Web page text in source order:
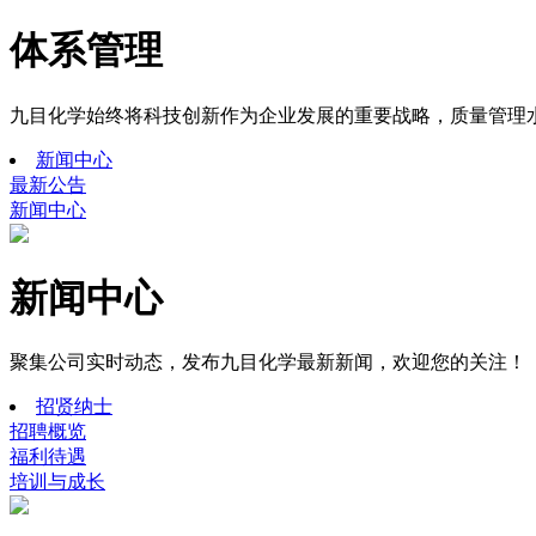
体系管理
九目化学始终将科技创新作为企业发展的重要战略，质量管理
新闻中心
最新公告
新闻中心
新闻中心
聚集公司实时动态，发布九目化学最新新闻，欢迎您的关注！
招贤纳士
招聘概览
福利待遇
培训与成长